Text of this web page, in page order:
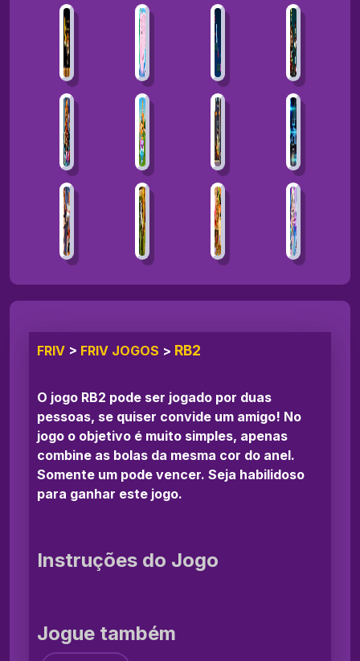
FRIV > FRIV JOGOS > RB2
O jogo RB2 pode ser jogado por duas
pessoas, se quiser convide um amigo! No
jogo o objetivo é muito simples, apenas
combine as bolas da mesma cor do anel.
Somente um pode vencer. Seja habilidoso
para ganhar este jogo.
Instruções do Jogo
Jogue também